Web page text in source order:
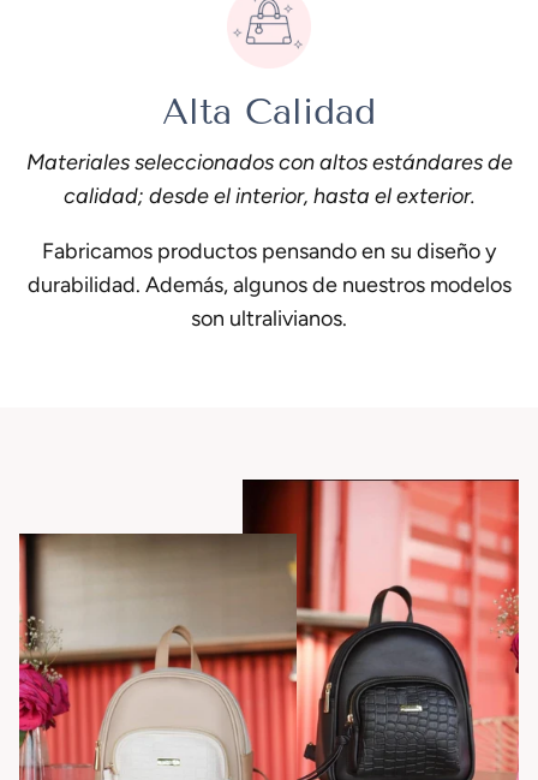
Alta Calidad
Materiales seleccionados con altos estándares de
calidad; desde el interior, hasta el exterior.
Fabricamos productos pensando en su diseño y
durabilidad. Además, algunos de nuestros modelos
son ultralivianos.